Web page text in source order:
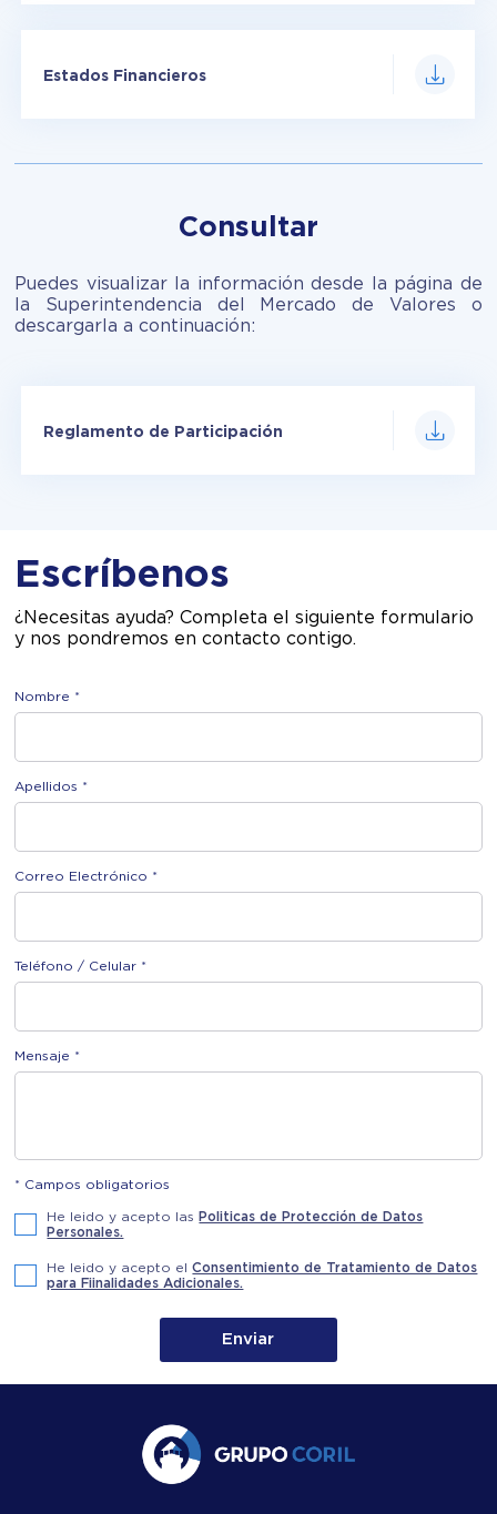
Estados Financieros
Consultar
Puedes visualizar la información desde la página de
la Superintendencia del Mercado de Valores o
descargarla a continuación:
Reglamento de Participación
Escríbenos
¿Necesitas ayuda? Completa el siguiente formulario
y nos pondremos en contacto contigo.
Nombre *
Apellidos *
Correo Electrónico *
Teléfono / Celular *
Mensaje *
* Campos obligatorios
He leido y acepto las Politicas de Protección de Datos
Personales.
He leido y acepto elConsentimiento de Tratamiento de Datos
para Fiinalidades Adicionales.
Enviar